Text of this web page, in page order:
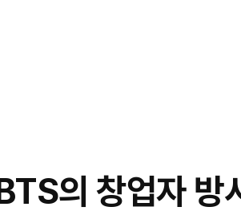
의 창업자 방